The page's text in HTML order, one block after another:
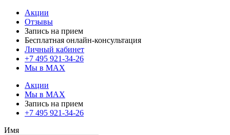
Акции
Отзывы
Запись на прием
Бесплатная онлайн-консультация
Личный кабинет
+7 495 921-34-26
Мы в MAX
Акции
Мы в MAX
Запись на прием
+7 495 921-34-26
Имя